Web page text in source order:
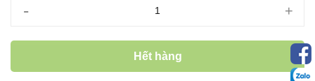
- +
Hết hàng